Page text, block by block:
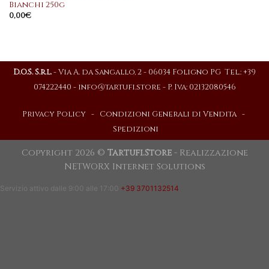
Bianchi 250g
0,00€
D.O.S. S.r.l.- Via A. da Sangallo, 2 - 06034 Foligno PG Tel.: +39
074222440 - info@tartufi.store - P. Iva: 02132080546
Privacy Policy - Condizioni Generali di Vendita-
Spedizioni
Copyright 2026 © Tartufi.Store- Realizzazione
NETWORX Internet Solutions
Servizio attivo dalle 9:00 alle 17:00 +39 3701132514